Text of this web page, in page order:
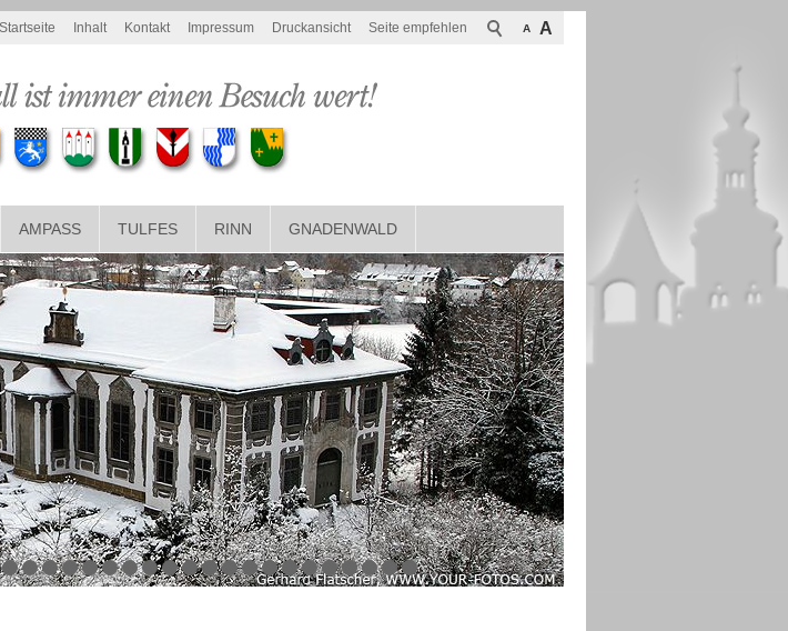
A A
Startseite Inhalt Kontakt Impressum Druckansicht Seite empfehlen
AMPASS TULFES RINN GNADENWALD